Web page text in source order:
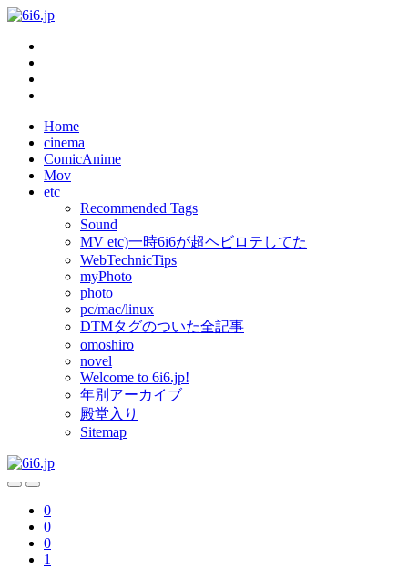
Home
cinema
ComicAnime
Mov
etc
Recommended Tags
Sound
MV etc)一時6i6が超ヘビロテしてた
WebTechnicTips
myPhoto
photo
pc/mac/linux
DTMタグのついた全記事
omoshiro
novel
Welcome to 6i6.jp!
年別アーカイブ
殿堂入り
Sitemap
0
0
0
1